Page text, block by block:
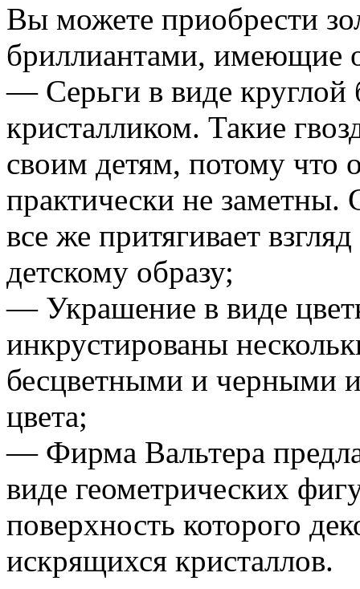
Вы можете приобрести
бриллиантами, имеющие
— Серьги в виде
кристалликом. Такие
своим детям, потому что
практически не заметны.
все же притягивает
детскому образу;
— Украшение в виде
инкрустированы
бесцветными и черными
цвета;
— Фирма Вальтера
виде геометрических
поверхность которого
искрящихся кристаллов.